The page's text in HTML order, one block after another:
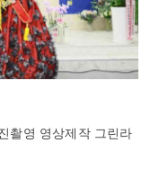
촬영 영상제작 그린라